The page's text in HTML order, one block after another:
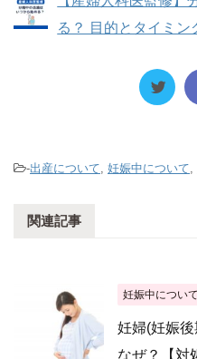
る？ 目的とタイミン
-出産について 妊娠中について
関連記事
妊娠中について
妊婦(妊娠
なぜ？【対